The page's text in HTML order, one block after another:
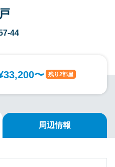
44
〜 残り2部屋
周辺情報